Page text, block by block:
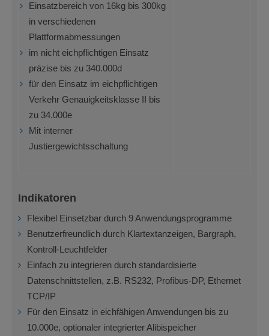
Einsatzbereich von 16kg bis 300kg
in verschiedenen
Plattformabmessungen
im nicht eichpflichtigen Einsatz
präzise bis zu 340.000d
für den Einsatz im eichpflichtigen
Verkehr Genauigkeitsklasse II bis
zu 34.000e
Mit interner
Justiergewichtsschaltung
Indikatoren
Flexibel Einsetzbar durch 9 Anwendungsprogramme
Benutzerfreundlich durch Klartextanzeigen, Bargraph,
Kontroll-Leuchtfelder
Einfach zu integrieren durch standardisierte
Datenschnittstellen, z.B. RS232, Profibus-DP, Ethernet
TCP/IP
Für den Einsatz in eichfähigen Anwendungen bis zu
10.000e, optionaler integrierter Alibispeicher